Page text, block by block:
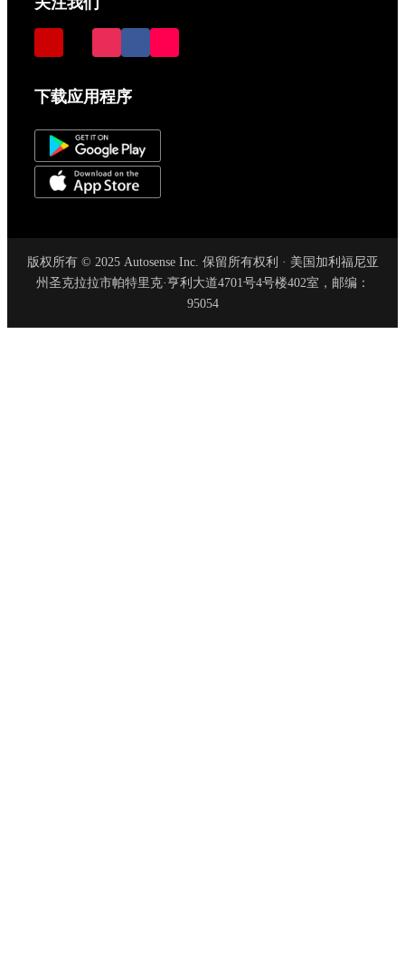
下载应用程序
版权所有 © 2025 Autosense Inc. 保留所有权利 · 美国加利福尼亚
州圣克拉拉市帕特里克·亨利大道4701号4号楼402室，邮编：
95054